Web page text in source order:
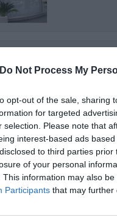
Do Not Process My
opt-out of the sale, sharing
for targeted
selection. Please note that
interest-based ads
to third parties
of your personal
This information may also
Participants that may further
Via San Tomaso 8
Palazzo Segreti
Duomo y del
no excesivos,
Best Western
Piazza Lima 2
El Best Western
parada de metro